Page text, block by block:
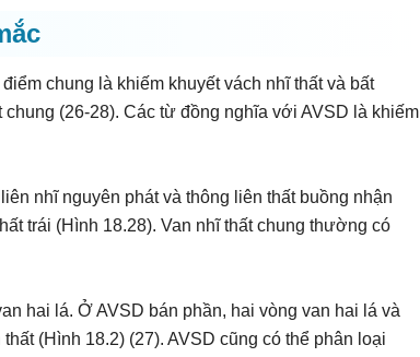
chung là khiếm khuyết vách nhĩ thất và bất
(26-28). Các từ đồng nghĩa với AVSD là khiếm
nhĩ nguyên phát và thông liên thất buồng nhận
trái (Hình 18.28). Van nhĩ thất chung thường có
hai lá. Ở AVSD bán phần, hai vòng van hai lá và
(Hình 18.2) (27). AVSD cũng có thể phân loại